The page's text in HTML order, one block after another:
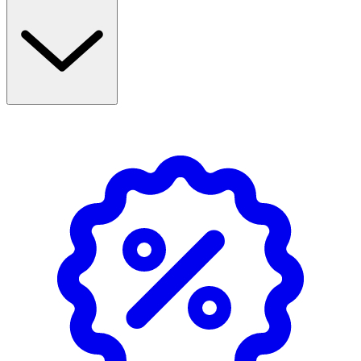
B5 som tillsammans verkar mjukgörande och
fuktbevarande. Balsamet har en lätt blommig doft med
noter av cederträ och är dermatologiskt testat samt
· Innehåller peptider som bidrar till att stärka håret
· Squalane verkar mjukgörande och ger glans
· Provitamin B5 bidrar till att återfukta hår och
hårbotten
· Passar för daglig användning på skadat och torrt hår
Användning
· Applicera i fuktigt hår efter schamponering